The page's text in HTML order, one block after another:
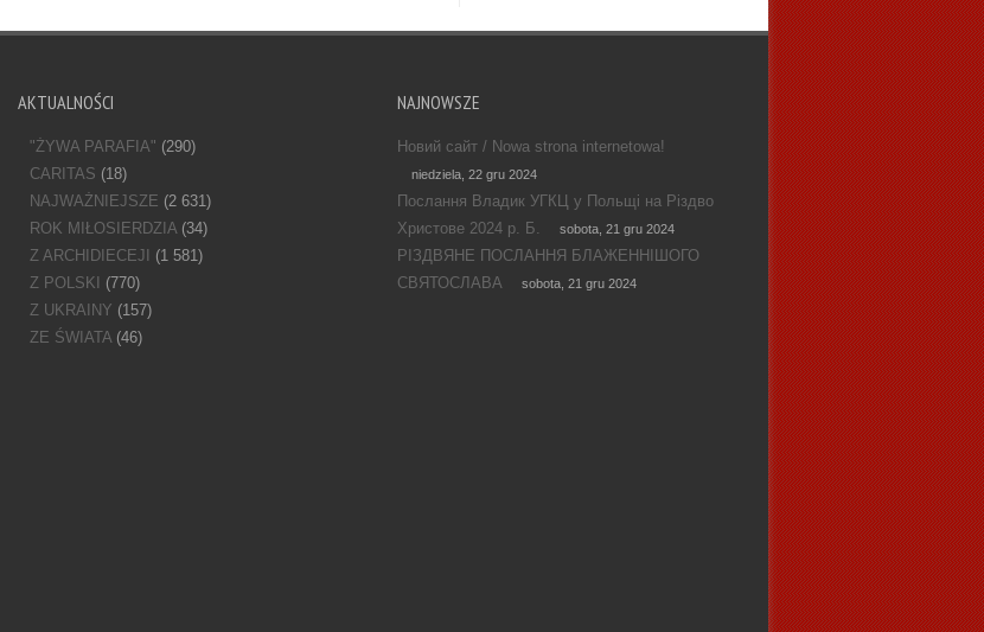
AKTUALNOŚCI
"ŻYWA PARAFIA" (290)
CARITAS (18)
NAJWAŻNIEJSZE (2 631)
ROK MIŁOSIERDZIA(34)
Z ARCHIDIECEJI (1 581)
Z POLSKI (770)
Z UKRAINY (157)
ZE ŚWIATA(46)
NAJNOWSZE
Новий сайт / Nowa strona internetowa!
niedziela, 22 gru 2024
Послання Владик УГКЦ у Польщі на Різдво
Христове 2024 р. Б.
sobota, 21 gru 2024
РІЗДВЯНЕ ПОСЛАННЯ БЛАЖЕННІШОГО
СВЯТОСЛАВА
sobota, 21 gru 2024